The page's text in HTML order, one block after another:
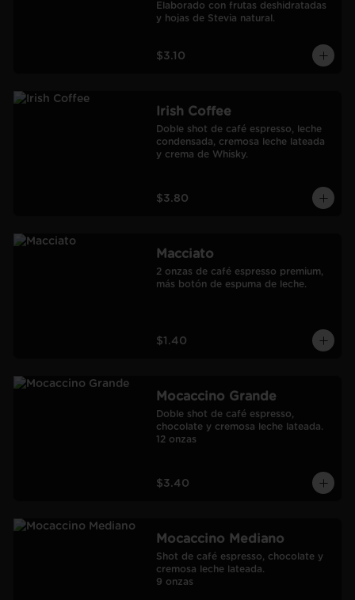
Elaborado con frutas deshidratadas
y hojas de Stevia natural.
$3.10
Irish Coffee
Doble shot de café espresso, leche
condensada, cremosa leche lateada
y crema de Whisky.
$3.80
Macciato
2 onzas de café espresso premium,
más botón de espuma de leche.
$1.40
Mocaccino Grande
Doble shot de café espresso,
chocolate y cremosa leche lateada.
12 onzas
$3.40
Mocaccino Mediano
Shot de café espresso, chocolate y
cremosa leche lateada.
9 onzas